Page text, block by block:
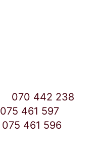
070 442 238
075 461 597
075 461 596